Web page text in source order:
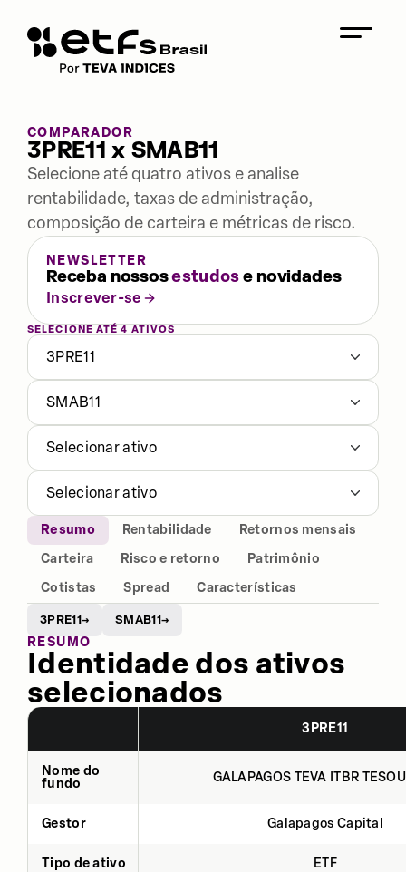
COMPARADOR
3PRE11 x SMAB11
Selecione até quatro ativos e analise
rentabilidade, taxas de administração,
composição de carteira e métricas de risco.
NEWSLETTER
Receba nossosestudose novidades
Inscrever-se
SELECIONE ATÉ 4 ATIVOS
3PRE11
SMAB11
Selecionar ativo
Selecionar ativo
Resumo Rentabilidade
Retornos mensais
Carteira
Risco e retorno
Patrimônio
Cotistas
Spread Características
3PRE11→ SMAB11→
RESUMO
Identidade dos ativos
selecionados
3PRE11
Nome do
fundo
GALAPAGOS TEVA ITBR
Gestor Galapagos Capital
Tipo de ativo ETF